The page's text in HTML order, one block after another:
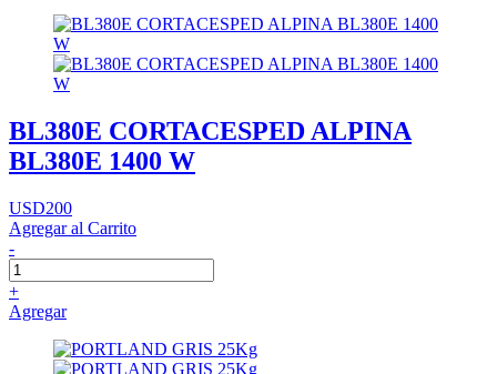
BL380E CORTACESPED ALPINA
BL380E 1400 W
USD200
Agregar al Carrito
-
+
Agregar